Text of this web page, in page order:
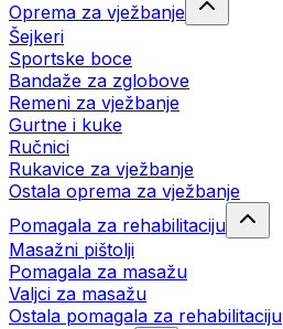
Oprema za vježbanje
Šejkeri
Sportske boce
Bandaže za zglobove
Remeni za vježbanje
Gurtne i kuke
Ručnici
Rukavice za vježbanje
Ostala oprema za vježbanje
Pomagala za rehabilitaciju
Masažni pištolji
Pomagala za masažu
Valjci za masažu
Ostala pomagala za rehabilitaciju